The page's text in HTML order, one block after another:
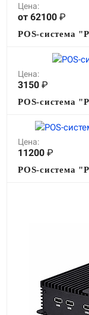
Цена:
от 62100 ₽
POS-система
Цена:
3150 ₽
POS-система
Цена:
11200 ₽
POS-система